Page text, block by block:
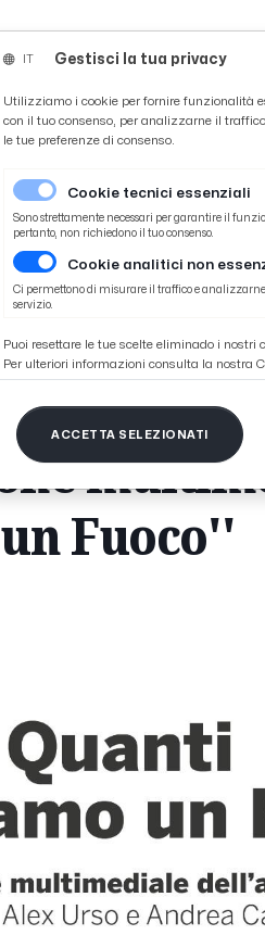
multimediale ''Tutti Quanti
Fuoco''
Gestisci la tua privacy
Utilizziamo i cookie per fornire funzionalità
con il tuo consenso, per analizzarne il
le tue preferenze di consenso.
Cookie tecnici essenziali
Sono strettamente necessari per garantire il
pertanto, non richiedono il tuo consenso.
Cookie analitici non
Ci permettono di misurare il traffico e
servizio.
Puoi resettare le tue scelte eliminado i nostri
Per ulteriori informazioni consulta la nostra
ACCETTA SELEZIONATI